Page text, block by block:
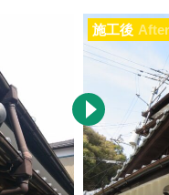
施工後 After